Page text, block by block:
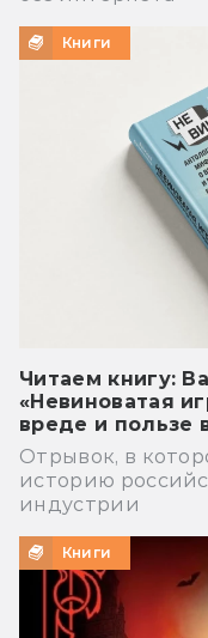
Книги
Читаем книгу:
«Невиноватая
вреде и пользе
Отрывок, в
историю
индустрии
Книги